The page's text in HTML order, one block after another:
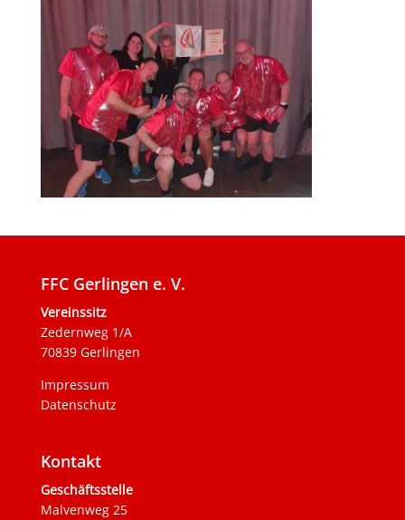
FFC Gerlingen e. V.
Vereinssitz
Zedernweg 1/A
70839 Gerlingen
Impressum
Datenschutz
Kontakt
Geschäftsstelle
Malvenweg 25